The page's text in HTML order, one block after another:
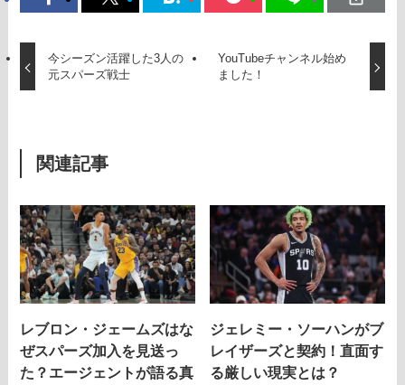
今シーズン活躍した3人の
元スパーズ戦士
YouTubeチャンネル始め
ました！
関連記事
レブロン・ジェームズはな
ぜスパーズ加入を見送っ
た？エージェントが語る真
ジェレミー・ソーハンがブ
レイザーズと契約！直面す
る厳しい現実とは？